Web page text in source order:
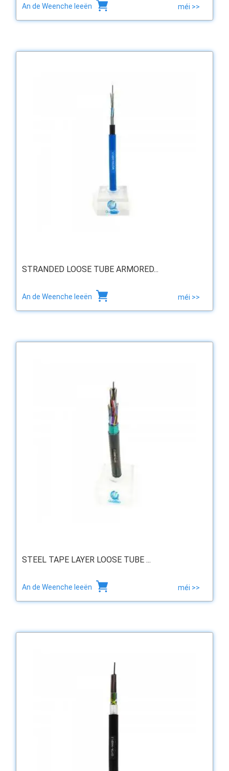
An de Weenche leeën méi >>
STRANDED LOOSE TUBE ARMORED...
An de Weenche leeën méi >>
STEEL TAPE LAYER LOOSE TUBE ...
An de Weenche leeën méi >>